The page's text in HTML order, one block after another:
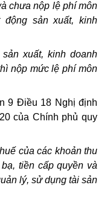
chưa nộp lệ phí môn
sản xuất, kinh
xuất, kinh doanh
nộp mức lệ phí môn
9 Điều 18 Nghị định
của Chính phủ quy
của các khoản thu
tiền cấp quyền và
lý, sử dụng tài sản